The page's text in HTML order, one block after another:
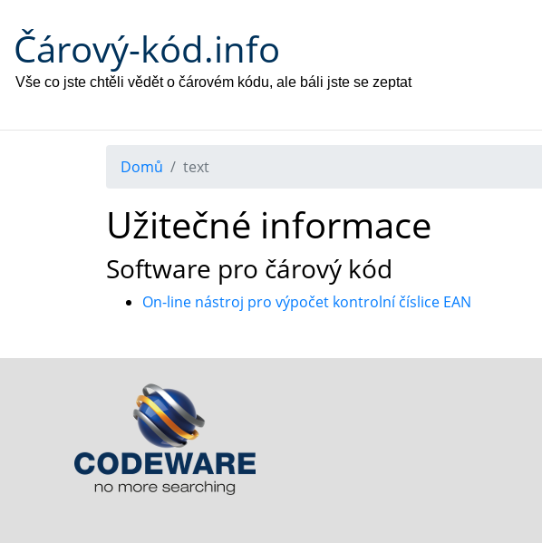
Čárový-kód.info
Vše co jste chtěli vědět o čárovém kódu, ale báli jste se zeptat
Domů text
Užitečné informace
Software pro čárový kód
On-line nástroj pro výpočet kontrolní číslice EAN